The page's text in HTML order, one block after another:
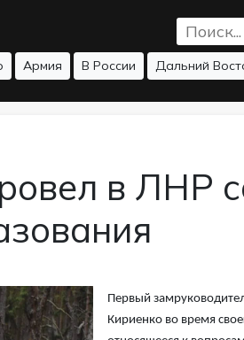
Армия В России Дальний
в ЛНР
Первый
Кириенко во время